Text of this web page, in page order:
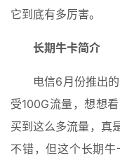
它到底有多厉害。
长期牛卡简介
电信6月份推出
受100G流量，想想
买到这么多流量，真
不错，但这个长期